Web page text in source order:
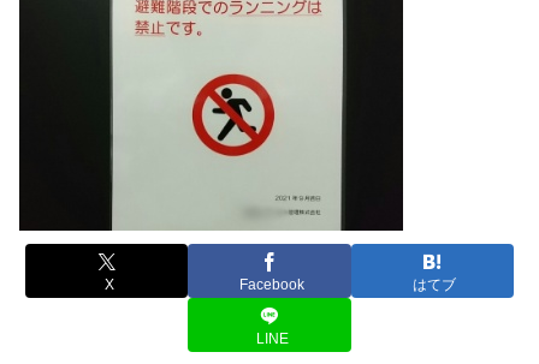
X Facebook はてブ
LINE